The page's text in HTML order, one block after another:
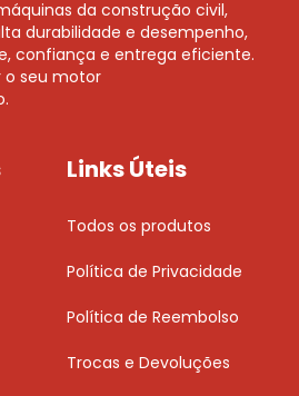
da construção civil,
durabilidade e desempenho,
confiança e entrega eficiente.
o seu motor
Links Úteis
Todos os produtos
Política de Privacidade
Política de Reembolso
Trocas e Devoluções